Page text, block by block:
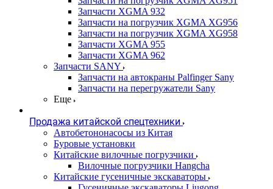
Запчасти XGMA 932
Запчасти на погрузчик XGMA XG956
Запчасти на погрузчик XGMA XG958
Запчасти XGMA 955
Запчасти XGMA 962
Запчасти SANY
Запчасти на автокраны Palfinger Sany
Запчасти на перегружатели Sany
Еще
Продажа китайской спецтехники
Автобетононасосы из Китая
Буровые установки
Китайские вилочные погрузчики
Вилочные погрузчики Hangcha
Китайские гусеничные экскаваторы